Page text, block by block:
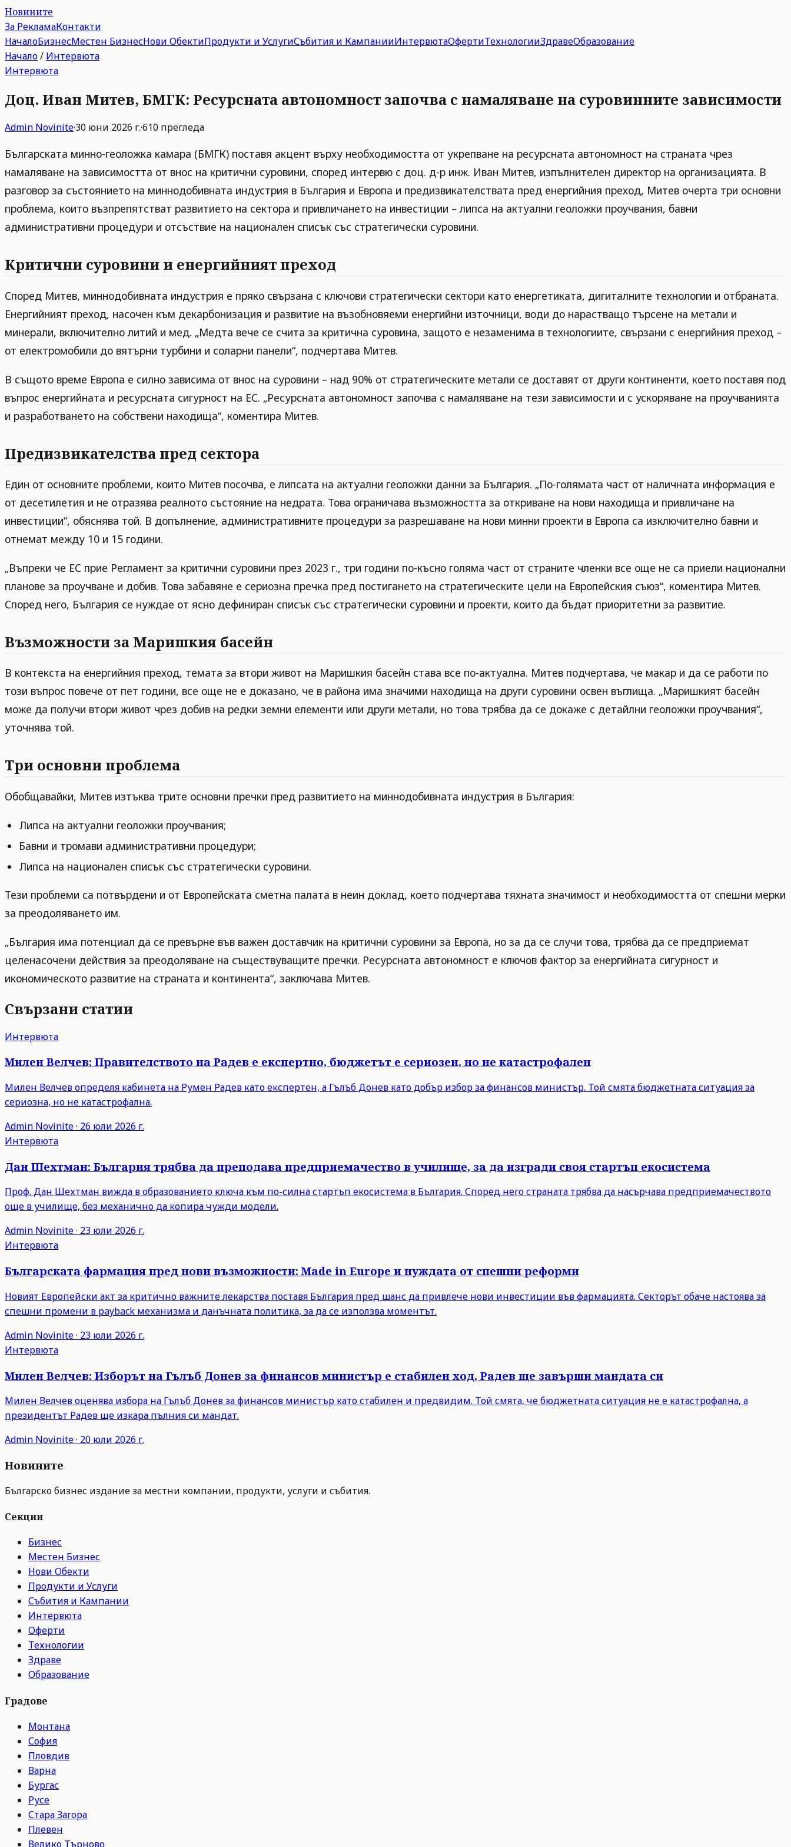
Новините
За РекламаКонтакти
НачалоБизнесМестен БизнесНови ОбектиПродукти и УслугиСъбития и КампанииИнтервютаОфертиТехнологииЗдравеОбразование
Начало/ Интервюта
Интервюта
Доц. Иван Митев, БМГК: Ресурсната автономност започва с намаляване на суровинните зависимости
Admin Novinite·30 юни 2026 г.·610 прегледа
Българската минно-геоложка камара (БМГК) поставя акцент върху необходимостта от укрепване на ресурсната автономност на страната чрез
намаляване на зависимостта от внос на критични суровини, според интервю с доц. д-р инж. Иван Митев, изпълнителен директор на организацията. В
разговор за състоянието на миннодобивната индустрия в България и Европа и предизвикателствата пред енергийния преход, Митев очерта три основни
проблема, които възпрепятстват развитието на сектора и привличането на инвестиции – липса на актуални геоложки проучвания, бавни
административни процедури и отсъствие на национален списък със стратегически суровини.
Критични суровини и енергийният преход
Според Митев, миннодобивната индустрия е пряко свързана с ключови стратегически сектори като енергетиката, дигиталните технологии и отбраната.
Енергийният преход, насочен към декарбонизация и развитие на възобновяеми енергийни източници, води до нарастващо търсене на метали и
минерали, включително литий и мед. „Медта вече се счита за критична суровина, защото е незаменима в технологиите, свързани с енергийния преход –
от електромобили до вятърни турбини и соларни панели“, подчертава Митев.
В същото време Европа е силно зависима от внос на суровини – над 90% от стратегическите метали се доставят от други континенти, което поставя под
въпрос енергийната и ресурсната сигурност на ЕС. „Ресурсната автономност започва с намаляване на тези зависимости и с ускоряване на проучванията
и разработването на собствени находища“, коментира Митев.
Предизвикателства пред сектора
Един от основните проблеми, които Митев посочва, е липсата на актуални геоложки данни за България. „По-голямата част от наличната информация е
от десетилетия и не отразява реалното състояние на недрата. Това ограничава възможността за откриване на нови находища и привличане на
инвестиции“, обяснява той. В допълнение, административните процедури за разрешаване на нови минни проекти в Европа са изключително бавни и
отнемат между 10 и 15 години.
„Въпреки че ЕС прие Регламент за критични суровини през 2023 г., три години по-късно голяма част от страните членки все още не са приели национални
планове за проучване и добив. Това забавяне е сериозна пречка пред постигането на стратегическите цели на Европейския съюз“, коментира Митев.
Според него, България се нуждае от ясно дефиниран списък със стратегически суровини и проекти, които да бъдат приоритетни за развитие.
Възможности за Маришкия басейн
В контекста на енергийния преход, темата за втори живот на Маришкия басейн става все по-актуална. Митев подчертава, че макар и да се работи по
този въпрос повече от пет години, все още не е доказано, че в района има значими находища на други суровини освен въглища. „Маришкият басейн
може да получи втори живот чрез добив на редки земни елементи или други метали, но това трябва да се докаже с детайлни геоложки проучвания“,
уточнява той.
Три основни проблема
Обобщавайки, Митев изтъква трите основни пречки пред развитието на миннодобивната индустрия в България:
Липса на актуални геоложки проучвания;
Бавни и тромави административни процедури;
Липса на национален списък със стратегически суровини.
Тези проблеми са потвърдени и от Европейската сметна палата в неин доклад, което подчертава тяхната значимост и необходимостта от спешни мерки
за преодоляването им.
„България има потенциал да се превърне във важен доставчик на критични суровини за Европа, но за да се случи това, трябва да се предприемат
целенасочени действия за преодоляване на съществуващите пречки. Ресурсната автономност е ключов фактор за енергийната сигурност и
икономическото развитие на страната и континента“, заключава Митев.
Свързани статии
Интервюта
Милен Велчев: Правителството на Радев е експертно, бюджетът е сериозен, но не катастрофален
Милен Велчев определя кабинета на Румен Радев като експертен, а Гълъб Донев като добър избор за финансов министър. Той смята бюджетната ситуация за
сериозна, но не катастрофална.
Admin Novinite· 26 юли 2026 г.
Интервюта
Дан Шехтман: България трябва да преподава предприемачество в училище, за да изгради своя стартъп екосистема
Проф. Дан Шехтман вижда в образованието ключа към по-силна стартъп екосистема в България. Според него страната трябва да насърчава предприемачеството
още в училище, без механично да копира чужди модели.
Admin Novinite· 23 юли 2026 г.
Интервюта
Българската фармация пред нови възможности: Made in Europe и нуждата от спешни реформи
Новият Европейски акт за критично важните лекарства поставя България пред шанс да привлече нови инвестиции във фармацията. Секторът обаче настоява за
спешни промени в payback механизма и данъчната политика, за да се използва моментът.
Admin Novinite· 23 юли 2026 г.
Интервюта
Милен Велчев: Изборът на Гълъб Донев за финансов министър е стабилен ход, Радев ще завърши мандата си
Милен Велчев оценява избора на Гълъб Донев за финансов министър като стабилен и предвидим. Той смята, че бюджетната ситуация не е катастрофална, а
президентът Радев ще изкара пълния си мандат.
Admin Novinite· 20 юли 2026 г.
Новините
Българско бизнес издание за местни компании, продукти, услуги и събития.
Секции
Бизнес
Местен Бизнес
Нови Обекти
Продукти и Услуги
Събития и Кампании
Интервюта
Оферти
Технологии
Здраве
Образование
Градове
Монтана
София
Пловдив
Варна
Бургас
Русе
Стара Загора
Плевен
Велико Търново